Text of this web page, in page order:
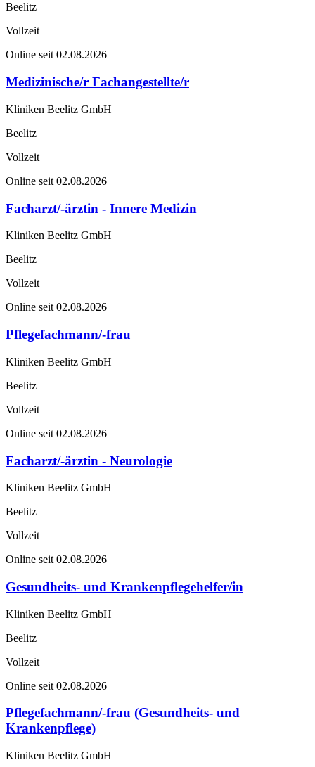
Beelitz
Vollzeit
Online seit 02.08.2026
Medizinische/r Fachangestellte/r
Kliniken Beelitz GmbH
Beelitz
Vollzeit
Online seit 02.08.2026
Facharzt/-ärztin - Innere Medizin
Kliniken Beelitz GmbH
Beelitz
Vollzeit
Online seit 02.08.2026
Pflegefachmann/-frau
Kliniken Beelitz GmbH
Beelitz
Vollzeit
Online seit 02.08.2026
Facharzt/-ärztin - Neurologie
Kliniken Beelitz GmbH
Beelitz
Vollzeit
Online seit 02.08.2026
Gesundheits- und Krankenpflegehelfer/in
Kliniken Beelitz GmbH
Beelitz
Vollzeit
Online seit 02.08.2026
Pflegefachmann/-frau (Gesundheits- und
Krankenpflege)
Kliniken Beelitz GmbH